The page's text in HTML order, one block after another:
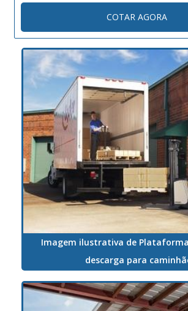
virgens ou reciclados. Principais
papelão Cosméticos;
Eletroele...
COTAR AGORA
Imagem ilustrativa de
descarga para